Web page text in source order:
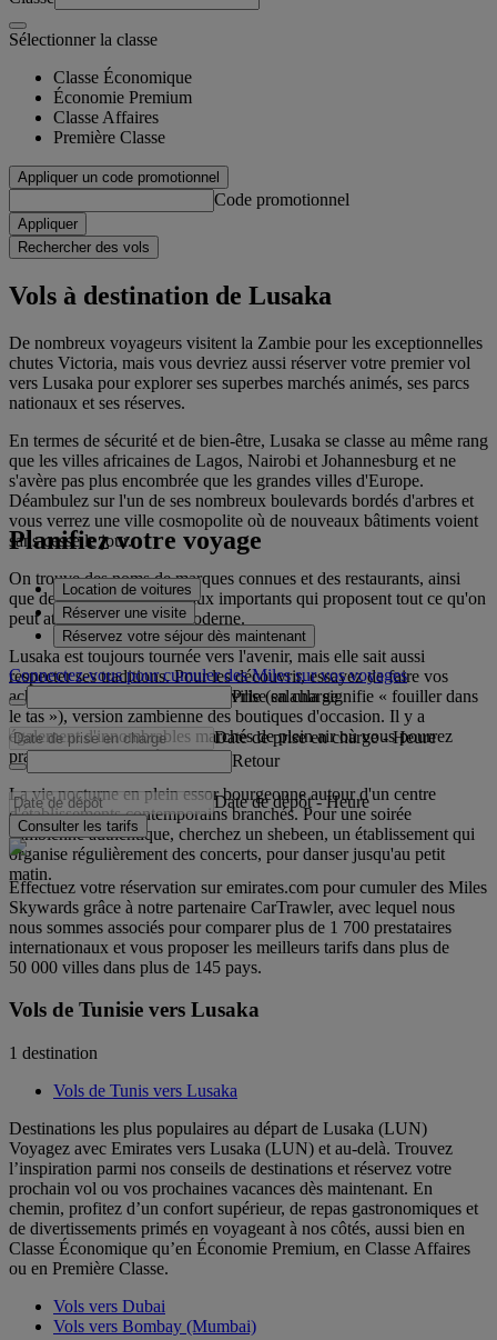
Sélectionner la classe
Classe Économique
Économie Premium
Classe Affaires
Première Classe
Appliquer un code promotionnel
Code promotionnel
Appliquer
Rechercher des vols
Vols à destination de Lusaka
De nombreux voyageurs visitent la Zambie pour les exceptionnelles
chutes Victoria, mais vous devriez aussi réserver votre premier vol
vers Lusaka pour explorer ses superbes marchés animés, ses parcs
nationaux et ses réserves.
En termes de sécurité et de bien-être, Lusaka se classe au même rang
que les villes africaines de Lagos, Nairobi et Johannesburg et ne
s'avère pas plus encombrée que les grandes villes d'Europe.
Déambulez sur l'un de ses nombreux boulevards bordés d'arbres et
vous verrez une ville cosmopolite où de nouveaux bâtiments voient
sans cesse le jour.
On trouve des noms de marques connues et des restaurants, ainsi
que des centres commerciaux importants qui proposent tout ce qu'on
peut attendre d'une ville moderne.
Lusaka est toujours tournée vers l'avenir, mais elle sait aussi
respecter ses traditions. Pour les découvrir, essayez de faire vos
achats sur les étals salaula de la ville (salaula signifie « fouiller dans
le tas »), version zambienne des boutiques d'occasion. Il y a
également d'innombrables marchés de plein air où vous pourrez
pratiquer l'art de la négociation.
La vie nocturne en plein essor bourgeonne autour d'un centre
d'établissements contemporains branchés. Pour une soirée
zambienne authentique, cherchez un shebeen, un établissement qui
organise régulièrement des concerts, pour danser jusqu'au petit
matin.
Planifiez votre voyage
Location de voitures
Réserver une visite
Réservez votre séjour dès maintenant
Connectez-vous pour cumuler des Miles sur vos voyages
Prise en charge
Date de prise en charge - Heure
Retour
Date de dépôt - Heure
Consulter les tarifs
Effectuez votre réservation sur emirates.com pour cumuler des Miles
Skywards grâce à notre partenaire CarTrawler, avec lequel nous
nous sommes associés pour comparer plus de 1 700 prestataires
internationaux et vous proposer les meilleurs tarifs dans plus de
50 000 villes dans plus de 145 pays.
Vols de Tunisie vers Lusaka
1 destination
Vols de Tunis vers Lusaka
Destinations les plus populaires au départ de Lusaka (LUN)
Voyagez avec Emirates vers Lusaka (LUN) et au-delà. Trouvez
l’inspiration parmi nos conseils de destinations et réservez votre
prochain vol ou vos prochaines vacances dès maintenant. En
chemin, profitez d’un confort supérieur, de repas gastronomiques et
de divertissements primés en voyageant à nos côtés, aussi bien en
Classe Économique qu’en Économie Premium, en Classe Affaires
ou en Première Classe.
Vols vers Dubai
Vols vers Bombay (Mumbai)